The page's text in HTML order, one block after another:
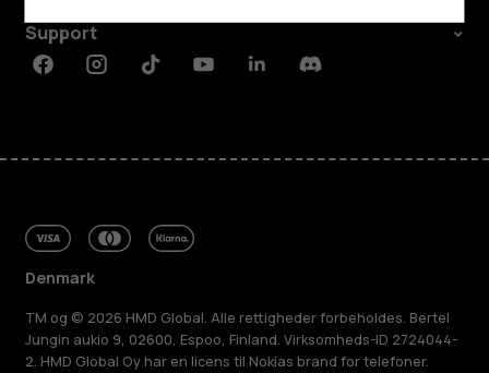
Support
FacebookInstagramTiktokYoutubeLinkedinDiscord
Denmark
TM og © 2026 HMD Global. Alle rettigheder forbeholdes. Bertel
Jungin aukio 9, 02600, Espoo, Finland. Virksomheds-ID 2724044-
2. HMD Global Oy har en licens til Nokias brand for telefoner.